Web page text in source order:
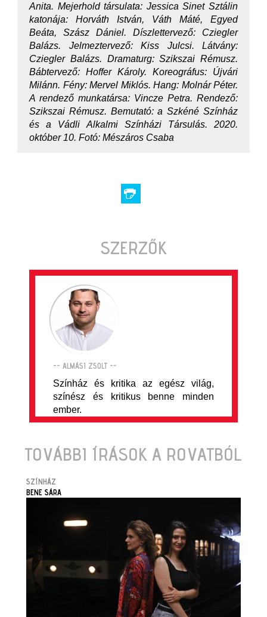
Anita. Mejerhold társulata: Jessica Sinet Sztálin
katonája: Horváth István, Váth Máté, Egyed
Beáta, Szász Dániel. Díszlettervező: Cziegler
Balázs. Jelmeztervező: Kiss Julcsi. Látvány:
Cziegler Balázs. Dramaturg: Szikszai Rémusz.
Bábtervező: Hoffer Károly. Koreográfus: Újvári
Milánn. Fény: Mervel Miklós. Hang: Molnár Péter.
A rendező munkatársa: Vincze Petra. Rendező:
Szikszai Rémusz. Bemutató: a Szkéné Színház
és a Vádli Alkalmi Színházi Társulás. 2020.
október 10. Fotó: Mészáros Csaba
SZERZŐK
-- ALMÁSI ZSOLT --
Színház és kritika az egész világ,
színész és kritikus benne minden
ember.
TOVÁBBI ÍRÁSOK A ROVATBÓL
SZÍNHÁZ
BENE SÁRA